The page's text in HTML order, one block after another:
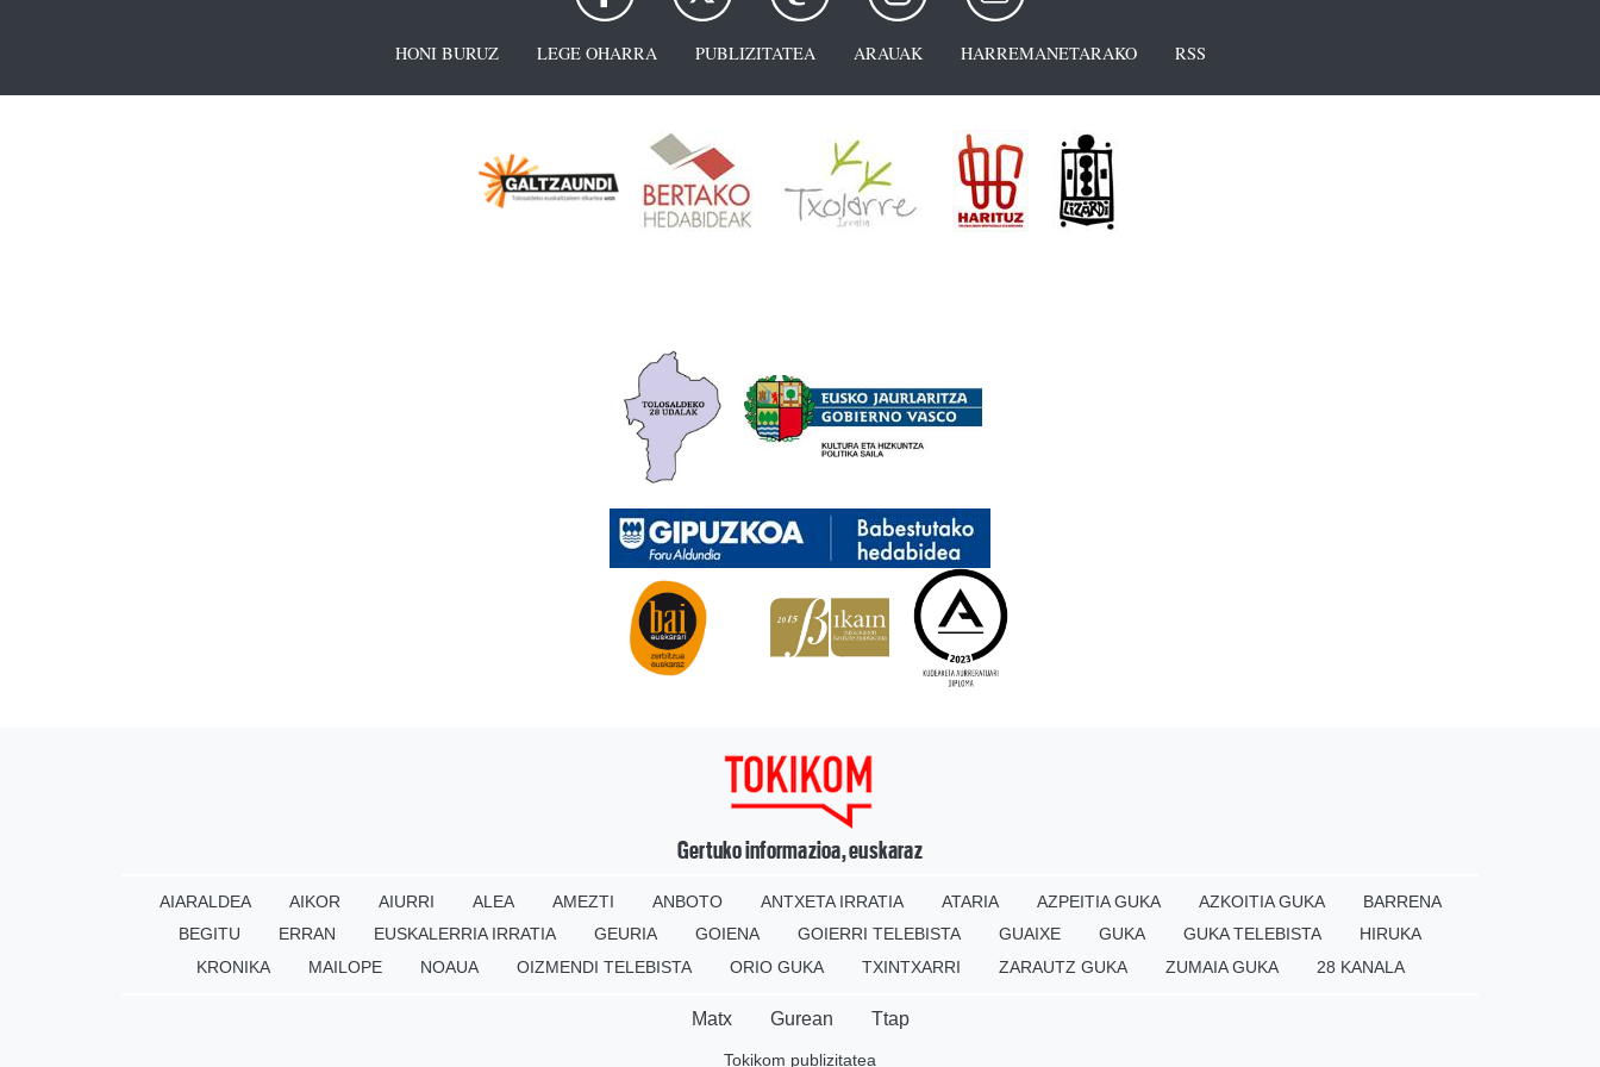
HONI BURUZ LEGE OHARRA PUBLIZITATEA ARAUAK HARREMANETARAKO RSS
Gertuko informazioa, euskaraz
AIARALDEA AIKOR AIURRI ALEA AMEZTI ANBOTO ANTXETA IRRATIA ATARIA AZPEITIA GUKA AZKOITIA GUKA
BARRENA
BEGITU
ERRAN EUSKALERRIA IRRATIA GEURIA GOIENA GOIERRI TELEBISTA GUAIXE GUKA GUKA TELEBISTA
HIRUKA
KRONIKA
MAILOPE NOAUA OIZMENDI TELEBISTA ORIO GUKA TXINTXARRI ZARAUTZ GUKA ZUMAIA GUKA 28 KANALA
Matx Gurean Ttap
Tokikom publizitatea